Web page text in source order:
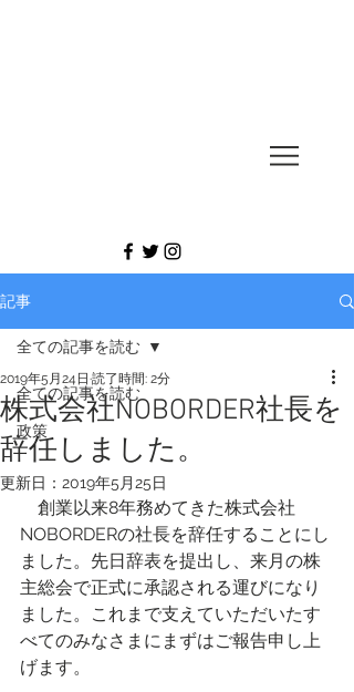
記事
全ての記事を読む
政策
全ての記事を読む
株式会社NOBORDER社長を
辞任しました。
2019年5月24日 読了時間: 2分
更新日： 2019年5月25日
創業以来8年務めてきた株式会社
NOBORDERの社長を辞任することにし
ました。先日辞表を提出し、来月の株
主総会で正式に承認される運びになり
ました。これまで支えていただいたす
べてのみなさまにまずはご報告申し上
げます。